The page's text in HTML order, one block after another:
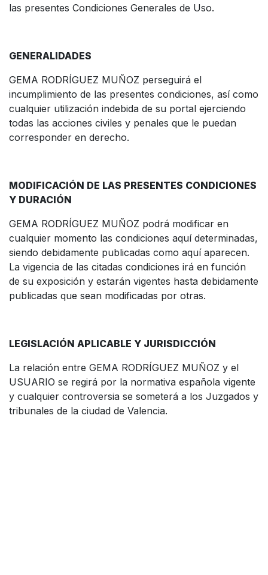
las presentes Condiciones Generales de Uso.
GENERALIDADES
GEMA RODRÍGUEZ MUÑOZ perseguirá el
incumplimiento de las presentes condiciones, así como
cualquier utilización indebida de su portal ejerciendo
todas las acciones civiles y penales que le puedan
corresponder en derecho.
MODIFICACIÓN DE LAS PRESENTES CONDICIONES
Y DURACIÓN
GEMA RODRÍGUEZ MUÑOZ podrá modificar en
cualquier momento las condiciones aquí determinadas,
siendo debidamente publicadas como aquí aparecen.
La vigencia de las citadas condiciones irá en función
de su exposición y estarán vigentes hasta debidamente
publicadas que sean modificadas por otras.
LEGISLACIÓN APLICABLE Y JURISDICCIÓN
La relación entre GEMA RODRÍGUEZ MUÑOZ y el
USUARIO se regirá por la normativa española vigente
y cualquier controversia se someterá a los Juzgados y
tribunales de la ciudad de Valencia.